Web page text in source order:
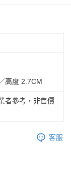
高度 2.7CM
者參考，非售價
客服